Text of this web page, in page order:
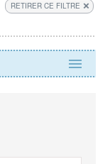
RETIRER CE FILTRE